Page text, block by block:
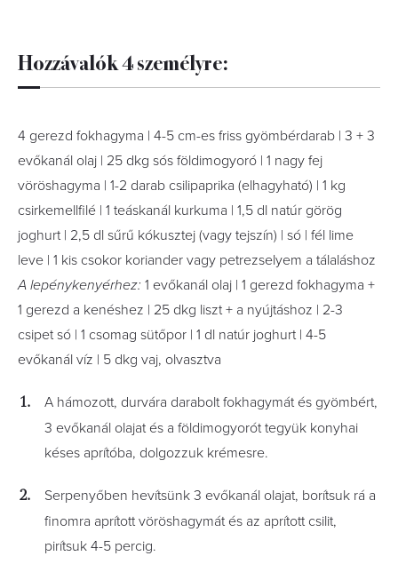
Hozzávalók 4 személyre:
4 gerezd fokhagyma | 4-5 cm-es friss gyömbérdarab | 3 + 3
evőkanál olaj | 25 dkg sós földimogyoró | 1 nagy fej
vöröshagyma | 1-2 darab csilipaprika (elhagyható) | 1 kg
csirkemellfilé | 1 teáskanál kurkuma | 1,5 dl natúr görög
joghurt | 2,5 dl sűrű kókusztej (vagy tejszín) | só | fél lime
leve | 1 kis csokor koriander vagy petrezselyem a tálaláshoz
A lepénykenyérhez: 1 evőkanál olaj | 1 gerezd fokhagyma +
1 gerezd a kenéshez | 25 dkg liszt + a nyújtáshoz | 2-3
csipet só | 1 csomag sütőpor | 1 dl natúr joghurt | 4-5
evőkanál víz | 5 dkg vaj, olvasztva
A hámozott, durvára darabolt fokhagymát és gyömbért,
3 evőkanál olajat és a földimogyorót tegyük konyhai
késes aprítóba, dolgozzuk krémesre.
Serpenyőben hevítsünk 3 evőkanál olajat, borítsuk rá a
finomra aprított vöröshagymát és az aprított csilit,
pirítsuk 4-5 percig.